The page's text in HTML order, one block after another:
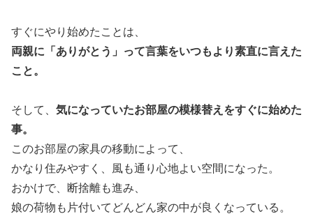
すぐにやり始めたことは、
両親に「ありがとう」って言葉をいつもより素直に言えた
こと。
そして、 気になっていたお部屋の模様替えをすぐに始めた
事。
このお部屋の家具の移動によって、
かなり住みやすく、風も通り心地よい空間になった。
おかけで、断捨離も進み、
娘の荷物も片付いてどんどん家の中が良くなっている。